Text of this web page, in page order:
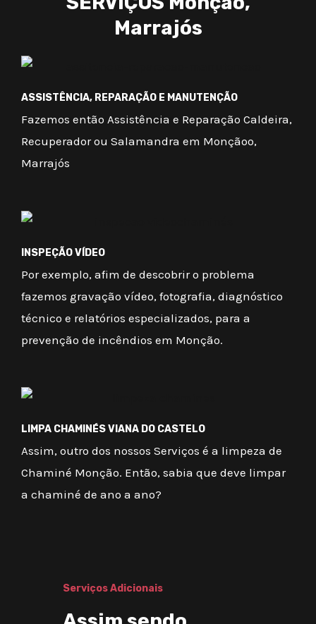
Marrajós
ASSISTÊNCIA, REPARAÇÃO E MANUTENÇÃO
Fazemos então Assistência e Reparação Caldeira,
Recuperador ou Salamandra em Monçãoo,
Marrajós
INSPEÇÃO VÍDEO
Por exemplo, afim de descobrir o problema
fazemos gravação vídeo, fotografia, diagnóstico
técnico e relatórios especializados, para a
prevenção de incêndios em Monção.
LIMPA CHAMINÉS VIANA DO CASTELO
Assim, outro dos nossos Serviços é a limpeza de
Chaminé Monção. Então, sabia que deve limpar
a chaminé de ano a ano?
Serviços Adicionais